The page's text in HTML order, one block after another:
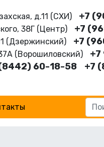
д.11 (CХИ) +7
38Г (Центр) +7
(Дзержинский) +7
(Ворошиловский) +7
60-18-58
+7